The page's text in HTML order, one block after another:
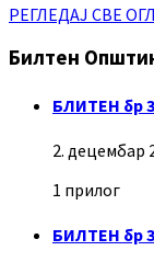
РЕГЛЕДАЈ СВЕ
Билтен
БЛИТЕН бр
2. децембар
1 прилог
БИЛТЕН бр